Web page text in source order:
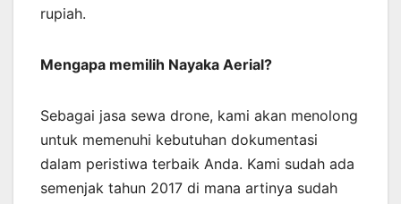
rupiah.
Mengapa memilih Nayaka Aerial?
Sebagai jasa sewa drone, kami akan menolong
untuk memenuhi kebutuhan dokumentasi
dalam peristiwa terbaik Anda. Kami sudah ada
semenjak tahun 2017 di mana artinya sudah